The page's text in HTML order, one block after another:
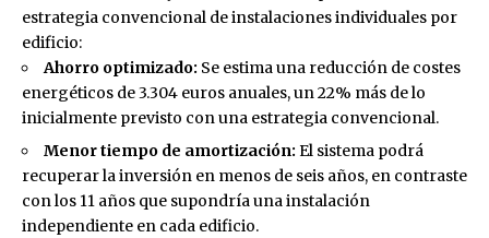
estrategia convencional de instalaciones individuales por
edificio:
Ahorro optimizado: Se estima una reducción de costes
energéticos de 3.304 euros anuales, un 22% más de lo
inicialmente previsto con una estrategia convencional.
Menor tiempo de amortización: El sistema podrá
recuperar la inversión en menos de seis años, en contraste
con los 11 años que supondría una instalación
independiente en cada edificio.